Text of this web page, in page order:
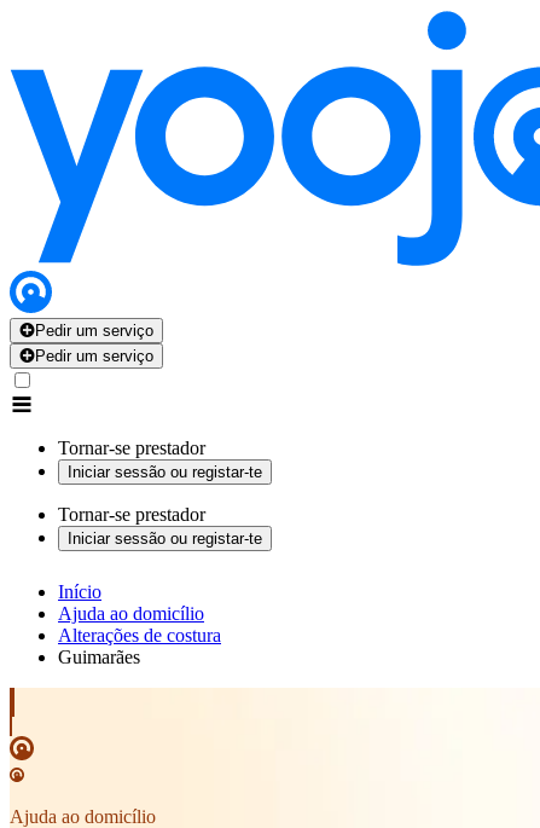
Pedir um serviço
Pedir um serviço
Tornar-se prestador
Iniciar sessão ou registar-te
Tornar-se prestador
Iniciar sessão ou registar-te
Início
Ajuda ao domicílio
Alterações de costura
Guimarães
Ajuda ao domicílio